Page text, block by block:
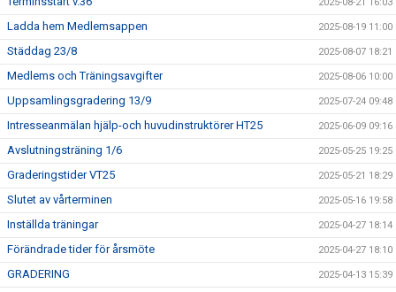
Ladda hem Medlemsappen 2025-08-19 11:00
Städdag 23/8 2025-08-07 18:21
Medlems och Träningsavgifter 2025-08-06 10:00
Uppsamlingsgradering 13/9 2025-07-24 09:48
Intresseanmälan hjälp-och huvudinstruktörer HT25 2025-06-09 09:16
Avslutningsträning 1/6 2025-05-25 19:25
Graderingstider VT25 2025-05-21 18:29
Slutet av vårterminen 2025-05-16 19:58
Inställda träningar 2025-04-27 18:14
Förändrade tider för årsmöte 2025-04-27 18:10
GRADERING 2025-04-13 15:39